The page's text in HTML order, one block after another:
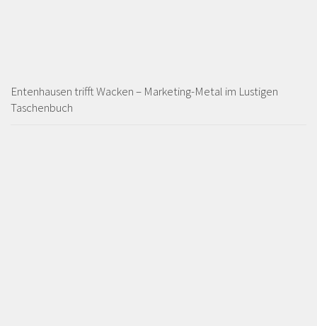
Entenhausen trifft Wacken – Marketing-Metal im Lustigen
Taschenbuch